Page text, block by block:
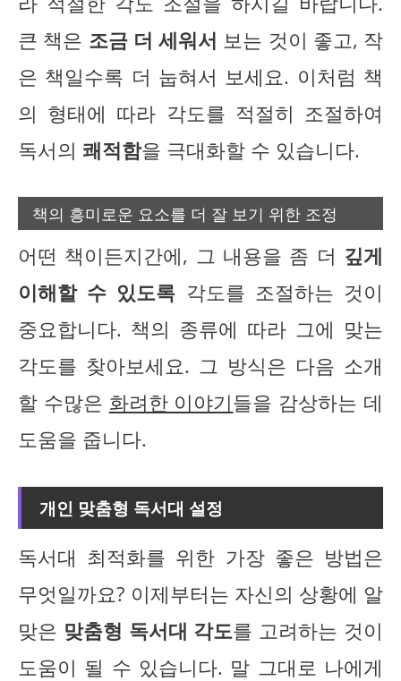
큰 책은 조금 더 세워서 보는 것이 좋고, 작
은 책일수록 더 눕혀서 보세요. 이처럼 책
의 형태에 따라 각도를 적절히 조절하여
독서의 쾌적함을 극대화할 수 있습니다.
책의 흥미로운 요소를 더 잘 보기 위한 조정
어떤 책이든지간에, 그 내용을 좀 더 깊게
이해할 수 있도록 각도를 조절하는 것이
중요합니다. 책의 종류에 따라 그에 맞는
각도를 찾아보세요. 그 방식은 다음 소개
할 수많은 화려한 이야기들을 감상하는 데
도움을 줍니다.
개인 맞춤형 독서대 설정
독서대 최적화를 위한 가장 좋은 방법은
무엇일까요? 이제부터는 자신의 상황에 알
맞은 맞춤형 독서대 각도를 고려하는 것이
도움이 될 수 있습니다. 말 그대로 나에게